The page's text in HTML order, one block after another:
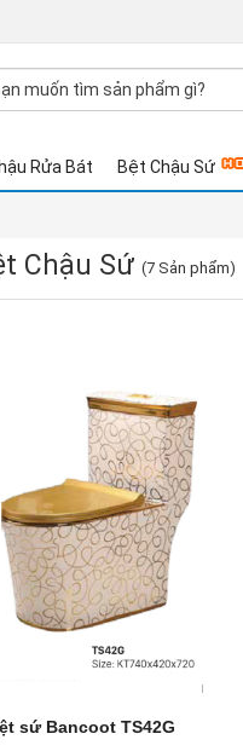
Rửa Bát Bệt Chậu Sứ
Chậu Sứ (7 Sản phẩm)
sứ Bancoot TS42G